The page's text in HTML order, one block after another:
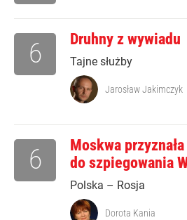
Druhny z wywiadu
Tajne służby
6
Jarosław Jakimczyk
Moskwa
do szpiegowania
Polska – Rosja
6
Dorota Kania